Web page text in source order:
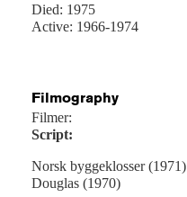
Died: 1975
Active: 1966-1974
Filmography
Filmer:
Script:
Norsk byggeklosser (1971)
Douglas (1970)